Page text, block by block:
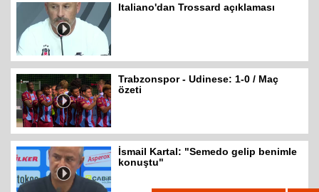
Italiano'dan Trossard açıklaması
Trabzonspor - Udinese: 1-0 / Maç
özeti
İsmail Kartal: "Semedo gelip benimle
konuştu"